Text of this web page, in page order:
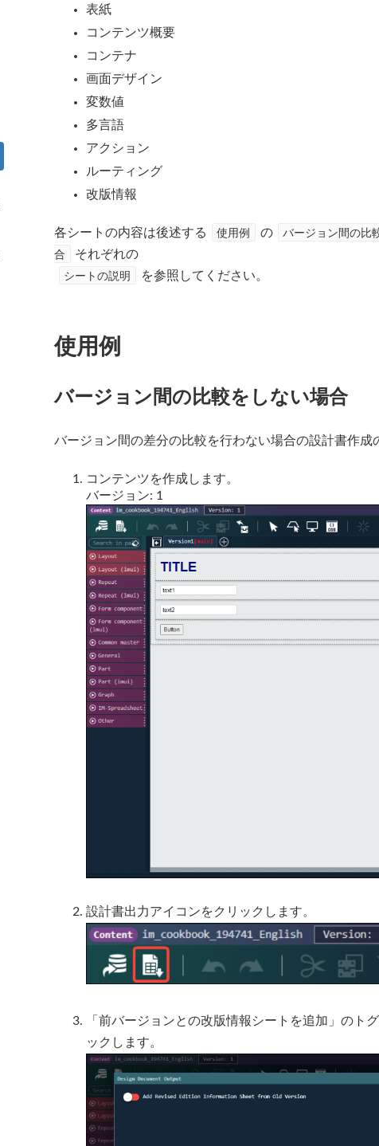
表紙
コンテンツ概要
コンテナ
画面デザイン
変数値
多言語
アクション
ルーティング
改版情報
各シートの内容は後述する 使用例 の
バージョン間の比
合
それぞれの
シートの説明
を参照してください。
使用例
バージョン間の比較をしない場合
バージョン間の差分の比較を行わない場合の設計書作成
コンテンツを作成します。
バージョン: 1
設計書出力アイコンをクリックします。
「前バージョンとの改版情報シートを追加」のト
ックします。